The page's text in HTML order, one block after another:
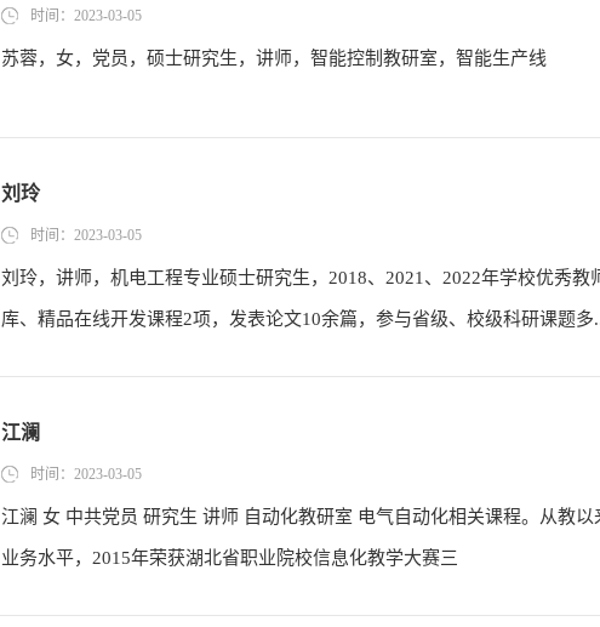
时间：2023-03-05
苏蓉，女，党员，硕士研究生，讲师，智能控制教研室，智能生产线
刘玲
时间：2023-03-05
刘玲，讲师，机电工程专业硕士研究生，2018、2021、2022年学校优秀
库、精品在线开发课程2项，发表论文10余篇，参与省级、校级科研课题多
江澜
时间：2023-03-05
江澜 女 中共党员 研究生 讲师 自动化教研室 电气自动化相关课程。从教
业务水平，2015年荣获湖北省职业院校信息化教学大赛三